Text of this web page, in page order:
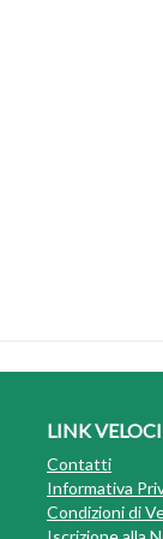
LINK VELOCI
Contatti
Informativa
Condizioni di